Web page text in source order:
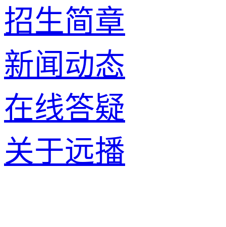
招生简章
新闻动态
在线答疑
关于远播